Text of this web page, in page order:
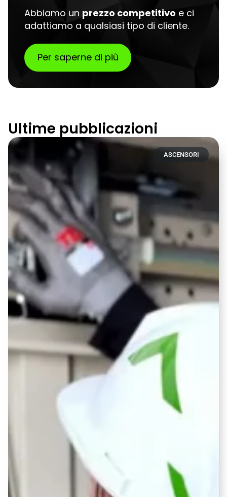
Abbiamo un prezzo competitivo e ci
adattiamo a qualsiasi tipo di cliente.
Per saperne di più
Ultime pubblicazioni
ASCENSORI